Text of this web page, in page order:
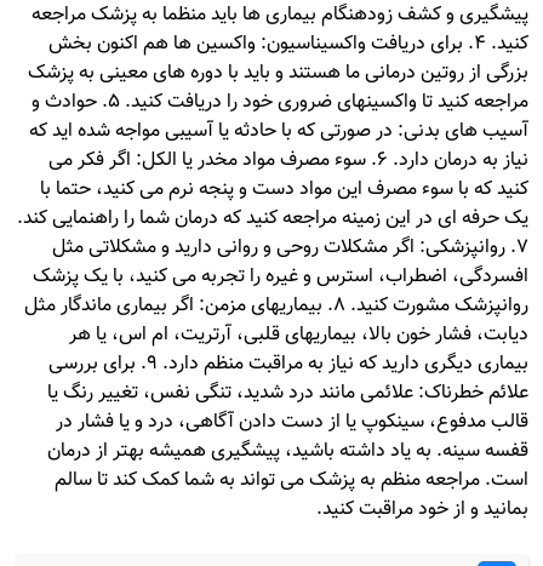
پیشگیری و کشف زودهنگام بیماری ها باید منظما به پزشک مراجعه
کنید. 4. برای دریافت واکسیناسیون: واکسین ها هم اکنون بخش
بزرگی از روتین درمانی ما هستند و باید با دوره های معینی به پزشک
مراجعه کنید تا واکسینهای ضروری خود را دریافت کنید. 5. حوادث و
آسیب های بدنی: در صورتی که با حادثه یا آسیبی مواجه شده اید که
نیاز به درمان دارد. 6. سوء مصرف مواد مخدر یا الکل: اگر فکر می
کنید که با سوء مصرف این مواد دست و پنجه نرم می کنید، حتما با
یک حرفه ای در این زمینه مراجعه کنید که درمان شما را راهنمایی کند.
7. روانپزشکی: اگر مشکلات روحی و روانی دارید و مشکلاتی مثل
افسردگی، اضطراب، استرس و غیره را تجربه می کنید، با یک پزشک
روانپزشک مشورت کنید. 8. بیماریهای مزمن: اگر بیماری ماندگار مثل
دیابت، فشار خون بالا، بیماریهای قلبی، آرتریت، ام اس، یا هر
بیماری دیگری دارید که نیاز به مراقبت منظم دارد. 9. برای بررسی
علائم خطرناک: علائمی مانند درد شدید، تنگی نفس، تغییر رنگ یا
قالب مدفوع، سینکوپ یا از دست دادن آگاهی، درد و یا فشار در
قفسه سینه. به یاد داشته باشید، پیشگیری همیشه بهتر از درمان
است. مراجعه منظم به پزشک می تواند به شما کمک کند تا سالم
بمانید و از خود مراقبت کنید.